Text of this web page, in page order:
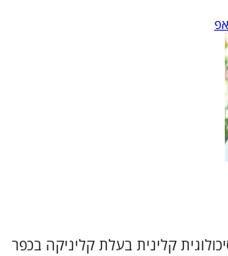
קלינית בעלת קליניקה בכפר